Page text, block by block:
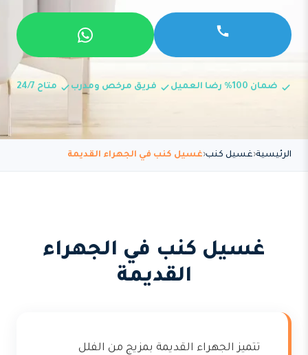
ضمان 100% رضا العميل فريق مرخص ومدرب متاح 24/7
الرئيسية غسيل كنب غسيل كنب في الجهراء القديمة
غسيل كنب في الجهراء
القديمة
تتميز الجهراء القديمة بمزيج من الفلل